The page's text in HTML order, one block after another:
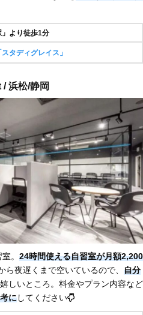
より徒歩1分
タディグレイス」
浜松/静岡
。 24時間使える自習室が月額2,200
ら夜遅くまで空いているので、 自分
しいところ。料金やプラン内容など
にしてください